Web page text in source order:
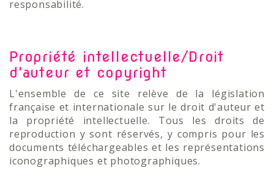
responsabilité.
Propriété intellectuelle/Droit
d'auteur et copyright
L'ensemble de ce site relève de la législation
française et internationale sur le droit d'auteur et
la propriété intellectuelle. Tous les droits de
reproduction y sont réservés, y compris pour les
documents téléchargeables et les représentations
iconographiques et photographiques.